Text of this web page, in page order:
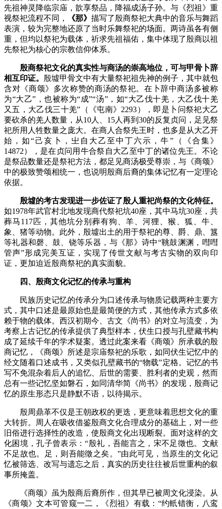
先祖神灵降临宗庙，歆享祭品，降福成汤子孙。与《烈祖》重
视祭祀流程不同，
《那》 描写了殷商祭祀大典中的音乐与舞蹈
表演，较为完整地还原了当时乐舞祭祀的场面。两诗虽各有侧
重，但均以祭祀为载体，祈求先祖福佑，集中体现了殷商以祖
先祭祀为核心的宗教信仰体系。
殷商祭祀文化的真实性与商汤的崇高地位，可与甲骨卜辞
相互印证。 殷墟甲骨文中有大量祭祀祖先神的例子，其中就包
含对《商颂》多次称赞的商汤的祭祀。在卜辞中商汤多被称
为“大乙”，也被称为“成”“汤”，如“大乙伐十羌，大乙伐十羌
又五，大乙伐三十羌”（《屯南》2293）
，即是卜问祭祀大乙
要砍杀的羌人数量，从10人、15人再到30的反复贞问，足见祭
祀所用人牲数量之庞大。在商人合祭先王时，也多是从大乙开
始，如“己亥卜，㞢自大乙至中丁六示，牛”（《合集》
14872）
，是在贞问用牛合祭自大乙至中丁的诸位先王。不论
是祭品数量还是祭祀方法，都足见商汤极受尊崇，与《商颂》
中的极致赞颂相统一，也说明殷商后裔的集体记忆有一定理论
依据。
殷墟的考古发现进一步佐证了殷人重祀尚祭的文化特征。
如1978年武官村北地发现商代祭祀坑40座，其中马坑30座，共
葬马117匹，其他坑分别葬有狗、羊、河狸、猴、狐、牛、
象、猪等动物。此外，殷墟出土的用于祭祀的尊、爵、鼎、簋
等礼器和磬、鼓、铙等乐器，与《那》诗中“鞉鼓渊渊，嘒嘒
管声”形成完美互证，实现了传世文献与考古实物的双向印
证，更加迫近殷商祭祀的真实面貌。
四、殷商文化记忆的传承与重构
民族历史记忆的传承分为口述传承与物质记载两种主要方
式，其中口述是最原始也是最简便的方式，其他传承方式多依
赖于物的载体。西汉初期今、古文《尚书》的对立与流变，为
考察上古记忆的传承提供了典型样本，伏生口授与孔壁藏书构
成了延续千年的学术疑案。透过此案来看《商颂》所承载的殷
商记忆，《商颂》所述是宗庙祭祀的乐歌，如同伏生记忆中的
经文随着口述成书，又类似孔壁藏书的“物载”定格。记忆的书
写不免混杂着后人的追忆、后世的需要、胜利者的史观，然而
总有一些记忆坚如磐石，如同清华简《尚书》的发现，殷商记
忆的原生形态只是静默不语，以待揭示。
殷周鼎革不仅是王朝政权的更迭，更意味着思想文化的重
大转折。周人在吸收借鉴殷商文化合理成分的基础上，对一些
旧俗进行选择性的改造，使殷商文化出现断裂。面对这样的文
化困境，孔子曾表示：“殷礼，吾能言之，宋不足徵也。文献
不足故也。足，则吾能徵之矣。”由此可见，当原生的文化记
忆被筛选、改写与遗忘之后，真实的历史往往被后世重构的叙
事所掩盖。
《商颂》虽为殷商后裔所作，但其早已被周文化浸染。从
《商颂》文本可管窥一二，《烈祖》有载： “约軝错衡，八鸾